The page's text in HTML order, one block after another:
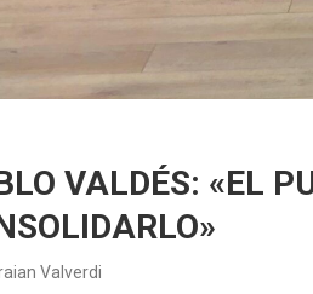
VALDÉS: «EL
Valverdi